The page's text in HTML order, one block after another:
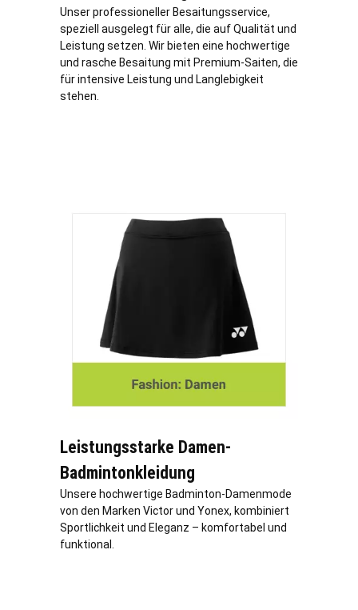
Unser professioneller Besaitungsservice,
speziell ausgelegt für alle, die auf Qualität und
Leistung setzen. Wir bieten eine hochwertige
und rasche Besaitung mit Premium-Saiten, die
für intensive Leistung und Langlebigkeit
stehen.
Leistungsstarke Damen-
Badmintonkleidung
Unsere hochwertige Badminton-Damenmode
von den Marken Victor und Yonex, kombiniert
Sportlichkeit und Eleganz – komfortabel und
funktional.